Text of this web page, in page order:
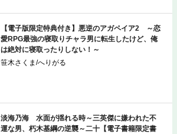
【電子版限定特典付き】悪逆のアガペイア2 ～恋
愛RPG最強の寝取りチャラ男に転生したけど、俺
は絶対に寝取ったりしない！～
笹木さくま/へりがる
淡海乃海 水面が揺れる時～三英傑に嫌われた不
運な男、朽木基綱の逆襲～二十【電子書籍限定書